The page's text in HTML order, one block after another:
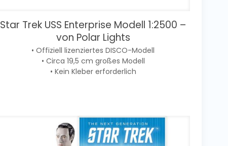
Star Trek USS Enterprise Modell 1:2500 –
von Polar Lights
• Offiziell lizenziertes DISCO-Modell
• Circa 19,5 cm großes Modell
• Kein Kleber erforderlich